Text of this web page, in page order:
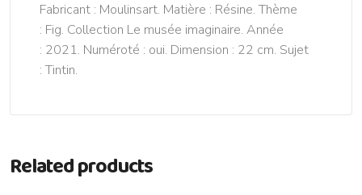
Fabricant : Moulinsart. Matière : Résine. Thème
: Fig. Collection Le musée imaginaire. Année
: 2021. Numéroté : oui. Dimension : 22 cm. Sujet
: Tintin.
Related products